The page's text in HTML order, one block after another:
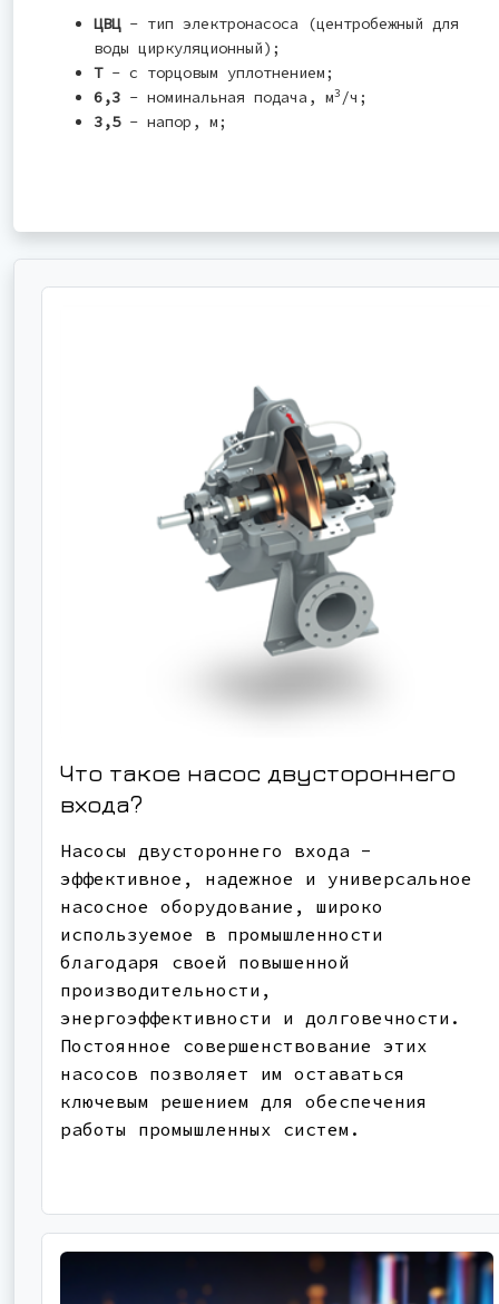
ЦВЦ- тип электронасоса (центробежный для
воды циркуляционный);
Т - с торцовым уплотнением;
6,3 - номинальная подача, м3 /ч;
3,5- напор, м;
Что такое насос двустороннего
входа?
Насосы двустороннего входа -
эффективное, надежное и универсальное
насосное оборудование, широко
используемое в промышленности
благодаря своей повышенной
производительности,
энергоэффективности и долговечности.
Постоянное совершенствование этих
насосов позволяет им оставаться
ключевым решением для обеспечения
работы промышленных систем.